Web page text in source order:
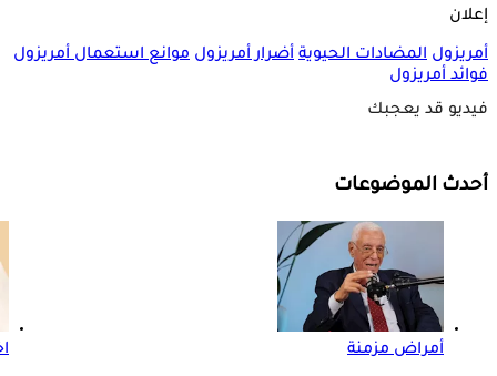
إعلان
أمريزول المضادات الحيوية أضرار أمريزول موانع استعمال أمريزول
فوائد أمريزول
فيديو قد يعجبك
أحدث الموضوعات
أمراض مزمنة